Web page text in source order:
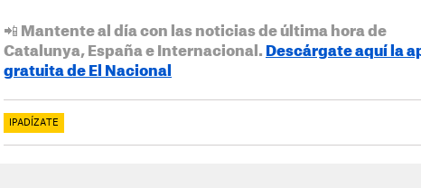
📲 Mantente al día con las noticias de última hora de
Catalunya, España e Internacional. Descárgate aquí la
gratuita de El Nacional
IPADÍZATE